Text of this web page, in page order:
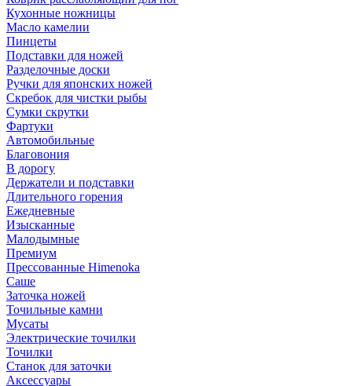
Кухонные ножницы
Масло камелии
Пинцеты
Подставки для ножей
Разделочные доски
Ручки для японских ножей
Скребок для чистки рыбы
Сумки скрутки
Фартуки
Автомобильные
Благовония
В дорогу
Держатели и подставки
Длительного горения
Ежедневные
Изысканные
Малодымные
Премиум
Прессованные Himenoka
Саше
Заточка ножей
Точильные камни
Мусаты
Электрические точилки
Точилки
Станок для заточки
Аксессуары